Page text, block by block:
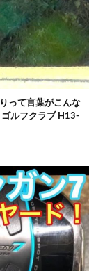
って言葉がこんな
ルフクラブ H13-